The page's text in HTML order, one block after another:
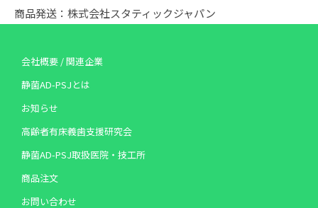
商品発送：株式会社スタティックジャパン
会社概要 / 関連企業
静菌AD-PSJとは
お知らせ
高齢者有床義歯支援研究会
静菌AD-PSJ取扱医院・技工所
商品注文
お問い合わせ